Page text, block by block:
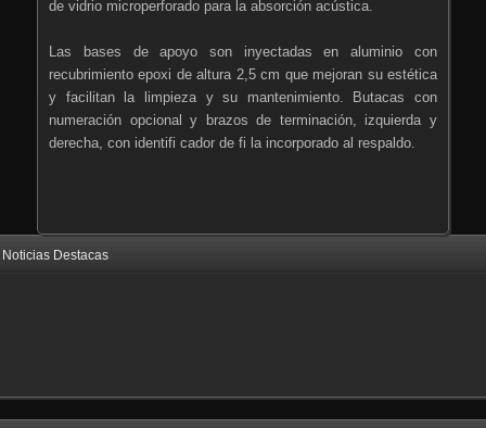
de vidrio microperforado para la absorción acústica.
Las bases de apoyo son inyectadas en aluminio con
recubrimiento epoxi de altura 2,5 cm que mejoran su estética
y facilitan la limpieza y su mantenimiento. Butacas con
numeración opcional y brazos de terminación, izquierda y
derecha, con identifi cador de fi la incorporado al respaldo.
Noticias Destacas